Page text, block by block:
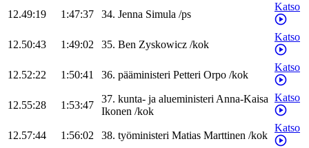
12.49:19 1:47:37 34. Jenna Simula /ps
Katso
12.50:43 1:49:02 35. Ben Zyskowicz /kok
Katso
12.52:22 1:50:41 36. pääministeri Petteri Orpo /kok
Katso
12.55:28 1:53:47
37. kunta- ja alueministeriAnna-Kaisa
Ikonen /kok
Katso
12.57:44 1:56:02 38. työministeri Matias Marttinen /kok
Katso